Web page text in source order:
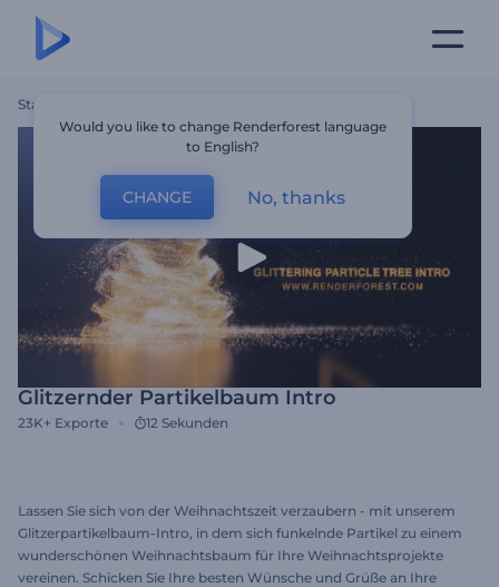
Startseite
Glitzernder Partikelbaum Intro
23K+ Exporte 12 Sekunden
Lassen Sie sich von der Weihnachtszeit verzaubern - mit unserem
Glitzerpartikelbaum-Intro, in dem sich funkelnde Partikel zu einem
wunderschönen Weihnachtsbaum für Ihre Weihnachtsprojekte
vereinen. Schicken Sie Ihre besten Wünsche und Grüße an Ihre
Would you like to change Renderforest language
to English?
CHANGE No, thanks